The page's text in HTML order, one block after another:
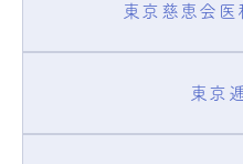
東京慈恵会
東京